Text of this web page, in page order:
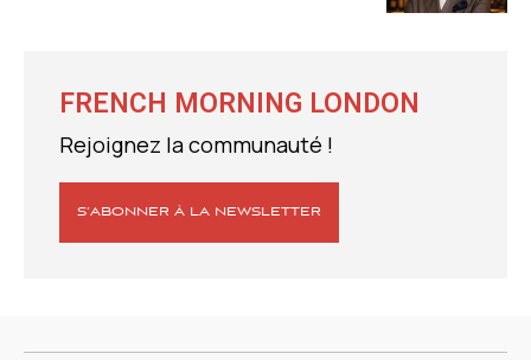
FRENCH MORNING LONDON
Rejoignez la communauté !
S’ABONNER À LA NEWSLETTER